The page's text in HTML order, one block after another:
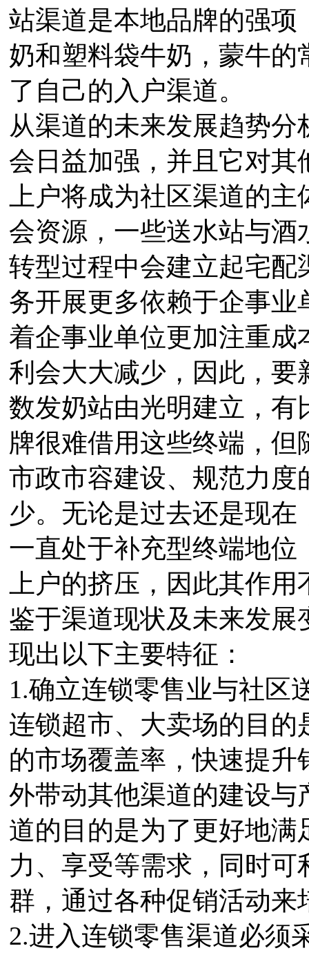
站渠道是本地品牌的强
奶和塑料袋牛奶，蒙牛
了自己的入户渠道。
从渠道的未来发展趋势
会日益加强，并且它对
上户将成为社区渠道的
会资源，一些送水站与
转型过程中会建立起宅
务开展更多依赖于企事
着企事业单位更加注重
利会大大减少，因此，
数发奶站由光明建立，
牌很难借用这些终端，
市政市容建设、规范力
少。无论是过去还是现
一直处于补充型终端地
上户的挤压，因此其作用
鉴于渠道现状及未来发
现出以下主要特征：
1.确立连锁零售业与社区
连锁超市、大卖场的目
的市场覆盖率，快速提
外带动其他渠道的建设
道的目的是为了更好地
力、享受等需求，同时
群，通过各种促销活动来
2.进入连锁零售渠道必须